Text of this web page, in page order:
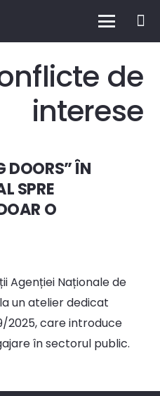
de
interese
DOORS” ÎN
SPRE
O
Agenției Naționale de
un atelier dedicat
2025, care introduce
în sectorul public.